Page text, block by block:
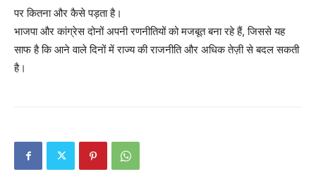
पर कितना और कैसे पड़ता है।
भाजपा और कांग्रेस दोनों अपनी रणनीतियों को मजबूत बना रहे हैं, जिससे यह
साफ है कि आने वाले दिनों में राज्य की राजनीति और अधिक तेज़ी से बदल सकती
है।